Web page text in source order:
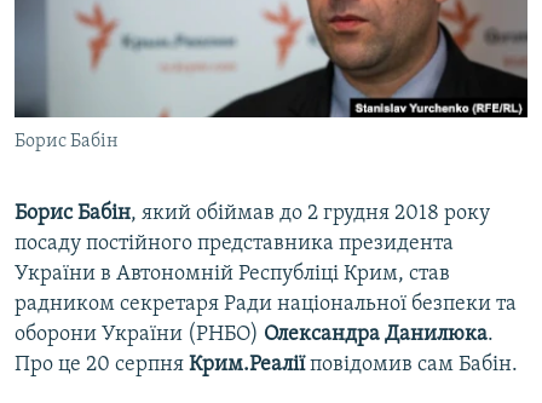
ВІДЕОУРОКИ «ELIFBE»
СВІДЧЕННЯ ОКУПАЦІЇ
УКРАЇНСЬКА ПРОБЛЕМА КРИМУ
ІНФОГРАФІКА
Русский
ДОЛУЧАЙСЯ!
Усі сайти RFE/RL
Борис Бабін
Борис Бабін, який обіймав до 2 грудня 2018 року
посаду постійного представника президента
України в Автономній Республіці Крим, став
радником секретаря Ради національної безпеки та
оборони України (РНБО) Олександра Данилюка.
Про це 20 серпня Крим.Реаліїповідомив сам Бабін.